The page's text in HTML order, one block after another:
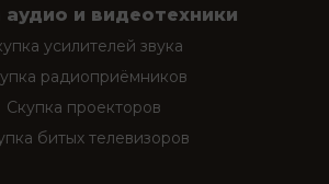
аудио и видеотехники
усилителей звука
радиоприёмников
Скупка проекторов
битых телевизоров